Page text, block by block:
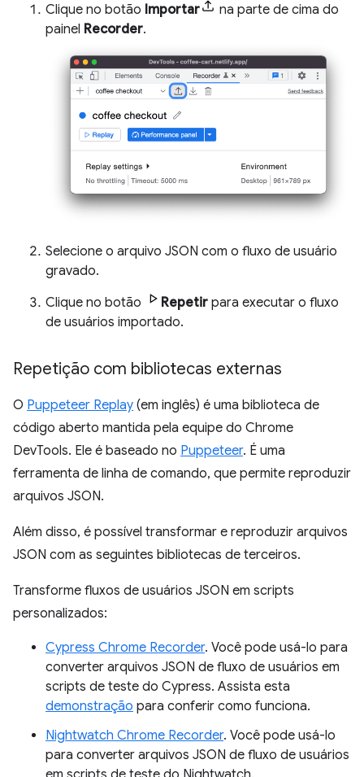
Clique no botão Importar
na parte de cima do
painel Recorder.
Selecione o arquivo JSON com o fluxo de usuário
gravado.
Clique no botão
Repetir para executar o fluxo
de usuários importado.
Repetição com bibliotecas externas
O Puppeteer Replay (em inglês) é uma biblioteca de
código aberto mantida pela equipe do Chrome
DevTools. Ele é baseado no Puppeteer. É uma
ferramenta de linha de comando, que permite reproduzir
arquivos JSON.
Além disso, é possível transformar e reproduzir arquivos
JSON com as seguintes bibliotecas de terceiros.
Transforme fluxos de usuários JSON em scripts
personalizados:
Cypress Chrome Recorder. Você pode usá-lo para
converter arquivos JSON de fluxo de usuários em
scripts de teste do Cypress. Assista esta
demonstração para conferir como funciona.
Nightwatch Chrome Recorder. Você pode usá-lo
para converter arquivos JSON de fluxo de usuários